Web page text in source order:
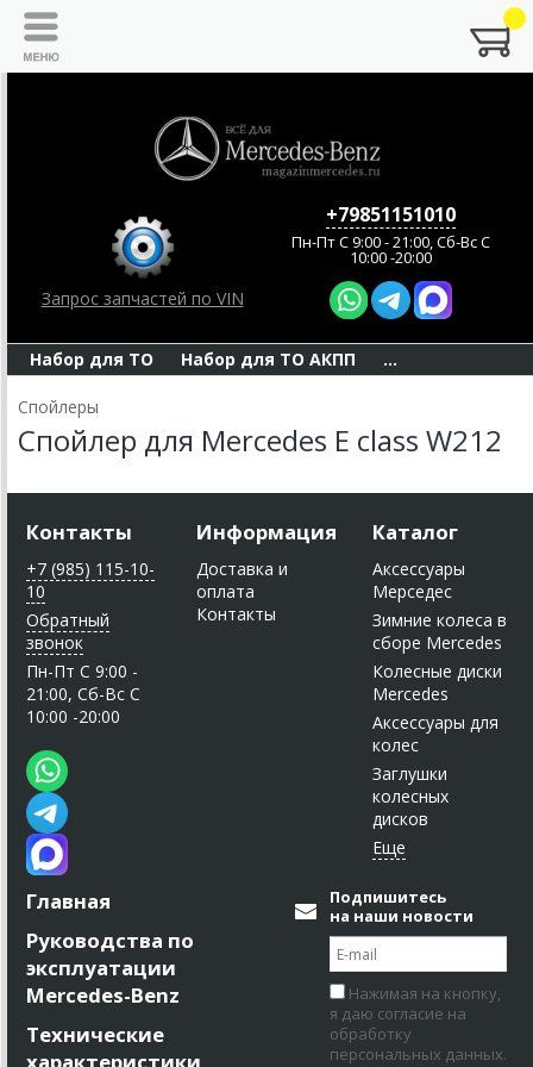
Запрос запчастей по VIN
+79851151010
Пн-Пт C 9:00 - 21:00, Сб-Вс С
10:00 -20:00
Набор для ТО Набор для ТО АКПП ...
Спойлеры
Спойлер для Mercedes E class W212
Контакты
+7 (985) 115-10-
10
Обратный
звонок
Пн-Пт C 9:00 -
21:00, Сб-Вс С
10:00 -20:00
Информация
Доставка и
оплата
Контакты
Каталог
Аксессуары
Мерседес
Зимние колеса в
сборе Mercedes
Колесные диски
Mercedes
Аксессуары для
колес
Заглушки
колесных
дисков
Главная
Руководства по
эксплуатации
Mercedes-Benz
Технические
Подпишитесь
на наши новости
Нажимая на кнопку,
я даю согласие на
обработку
персональных данных.